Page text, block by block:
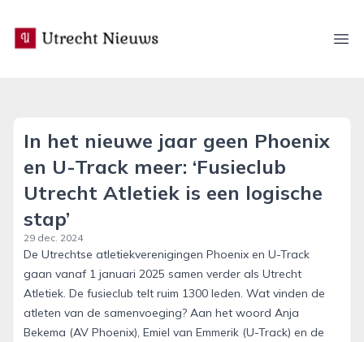
utrecht-nieuws.nl
In het nieuwe jaar geen Phoenix
en U-Track meer: ‘Fusieclub
Utrecht Atletiek is een logische
stap’
29 dec. 2024
De Utrechtse atletiekverenigingen Phoenix en U-Track
gaan vanaf 1 januari 2025 samen verder als Utrecht
Atletiek. De fusieclub telt ruim 1300 leden. Wat vinden de
atleten van de samenvoeging? Aan het woord Anja
Bekema (AV Phoenix), Emiel van Emmerik (U-Track) en de